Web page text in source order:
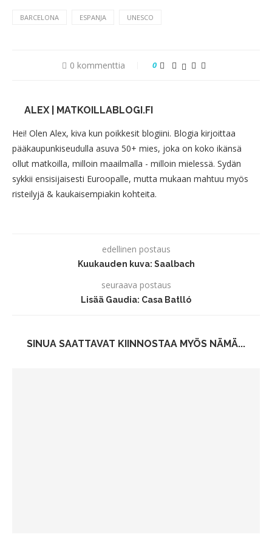
BARCELONA ESPANJA UNESCO
0 kommenttia 0
ALEX | MATKOILLABLOGI.FI
Hei! Olen Alex, kiva kun poikkesit blogiini. Blogia kirjoittaa
pääkaupunkiseudulla asuva 50+ mies, joka on koko ikänsä
ollut matkoilla, milloin maailmalla - milloin mielessä. Sydän
sykkii ensisijaisesti Euroopalle, mutta mukaan mahtuu myös
risteilyjä & kaukaisempiakin kohteita.
edellinen postaus
Kuukauden kuva: Saalbach
seuraava postaus
Lisää Gaudia: Casa Batlló
SINUA SAATTAVAT KIINNOSTAA MYÖS NÄMÄ...